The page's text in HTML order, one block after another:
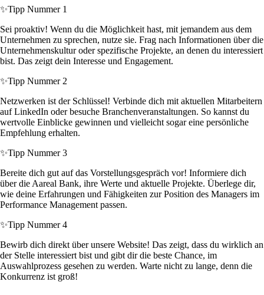
✨Tipp Nummer 1
Sei proaktiv! Wenn du die Möglichkeit hast, mit jemandem aus dem
Unternehmen zu sprechen, nutze sie. Frag nach Informationen über die
Unternehmenskultur oder spezifische Projekte, an denen du interessiert
bist. Das zeigt dein Interesse und Engagement.
✨Tipp Nummer 2
Netzwerken ist der Schlüssel! Verbinde dich mit aktuellen Mitarbeitern
auf LinkedIn oder besuche Branchenveranstaltungen. So kannst du
wertvolle Einblicke gewinnen und vielleicht sogar eine persönliche
Empfehlung erhalten.
✨Tipp Nummer 3
Bereite dich gut auf das Vorstellungsgespräch vor! Informiere dich
über die Aareal Bank, ihre Werte und aktuelle Projekte. Überlege dir,
wie deine Erfahrungen und Fähigkeiten zur Position des Managers im
Performance Management passen.
✨Tipp Nummer 4
Bewirb dich direkt über unsere Website! Das zeigt, dass du wirklich an
der Stelle interessiert bist und gibt dir die beste Chance, im
Auswahlprozess gesehen zu werden. Warte nicht zu lange, denn die
Konkurrenz ist groß!